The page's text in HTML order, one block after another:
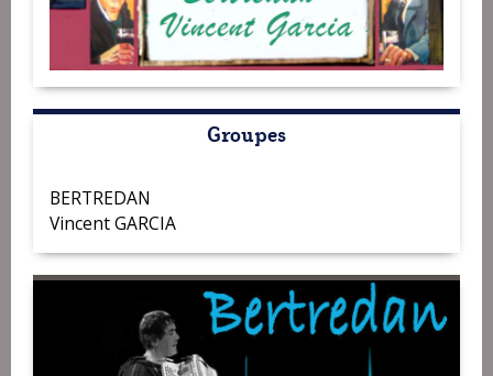
Groupes
BERTREDAN
Vincent GARCIA